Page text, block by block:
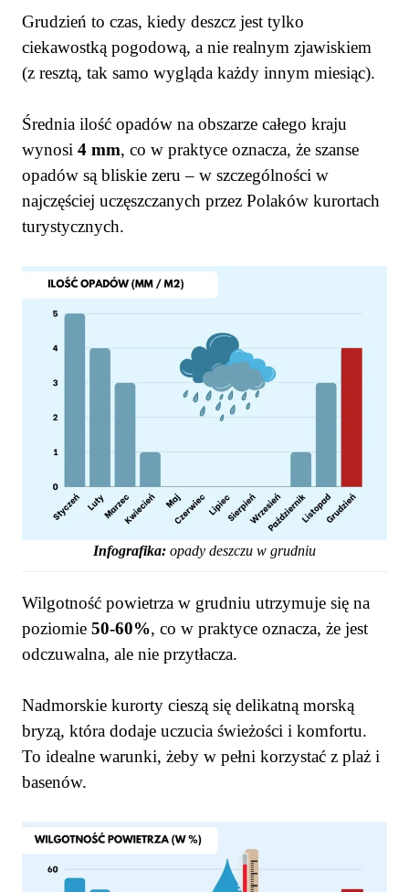
Grudzień to czas, kiedy deszcz jest tylko
ciekawostką pogodową, a nie realnym zjawiskiem
(z resztą, tak samo wygląda każdy innym miesiąc).
Średnia ilość opadów na obszarze całego kraju
wynosi 4 mm, co w praktyce oznacza, że szanse
opadów są bliskie zeru – w szczególności w
najczęściej uczęszczanych przez Polaków kurortach
turystycznych.
Infografika: opady deszczu w grudniu
Wilgotność powietrza w grudniu utrzymuje się na
poziomie 50-60%, co w praktyce oznacza, że jest
odczuwalna, ale nie przytłacza.
Nadmorskie kurorty cieszą się delikatną morską
bryzą, która dodaje uczucia świeżości i komfortu.
To idealne warunki, żeby w pełni korzystać z plaż i
basenów.